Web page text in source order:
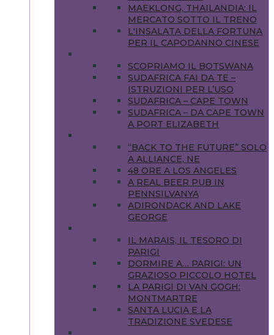
MAEKLONG, THAILANDIA: IL
MERCATO SOTTO IL TRENO
L'INSALATA DELLA FORTUNA
PER IL CAPODANNO CINESE
SCOPRIAMO IL BOTSWANA
SUDAFRICA FAI DA TE –
ISTRUZIONI PER L’USO
SUDAFRICA – CAPE TOWN
SUDAFRICA – DA CAPE TOWN
A PORT ELIZABETH
“BACK TO THE FUTURE” SOLO
A ALLIANCE, NE
48 ORE A LOS ANGELES
A REAL BEER PUB IN
PENNSILVANYA
ADIRONDACK AND LAKE
GEORGE
IL MARAIS, IL TESORO DI
PARIGI
DORMIRE A… PARIGI: UN
GRAZIOSO PICCOLO HOTEL
LA PARIGI DI VAN GOGH:
MONTMARTRE
SANTA LUCIA E LA
TRADIZIONE SVEDESE